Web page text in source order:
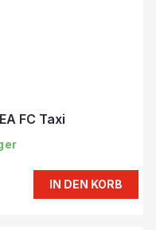
FC Taxi
IN DEN KORB